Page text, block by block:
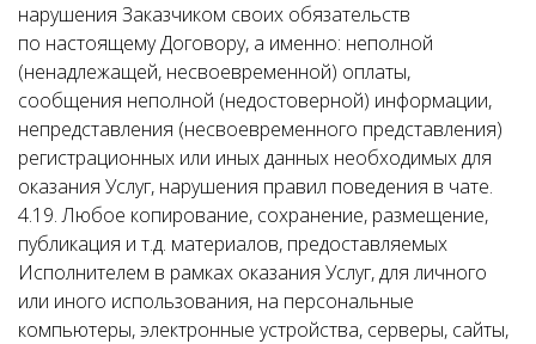
нарушения Заказчиком своих обязательств
по настоящему Договору, а именно: неполной
(ненадлежащей, несвоевременной) оплаты,
сообщения неполной (недостоверной) информации,
непредставления (несвоевременного представления)
регистрационных или иных данных необходимых для
оказания Услуг, нарушения правил поведения в чате.
4.19. Любое копирование, сохранение, размещение,
публикация и т.д. материалов, предоставляемых
Исполнителем в рамках оказания Услуг, для личного
или иного использования, на персональные
компьютеры, электронные устройства, серверы, сайты,